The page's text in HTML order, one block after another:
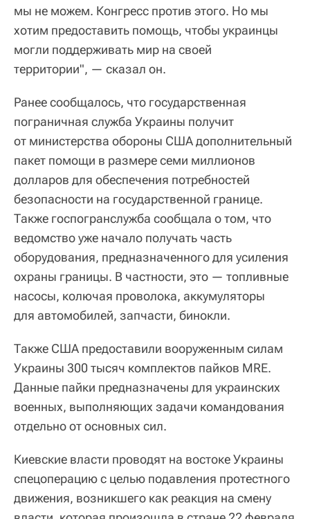
мы не можем. Конгресс против этого. Но мы
хотим предоставить помощь, чтобы украинцы
могли поддерживать мир на своей
территории", — сказал он.
Ранее сообщалось, что государственная
пограничная служба Украины получит
от министерства обороны США дополнительный
пакет помощи в размере семи миллионов
долларов для обеспечения потребностей
безопасности на государственной границе.
Также госпогранслужба сообщала о том, что
ведомство уже начало получать часть
оборудования, предназначенного для усиления
охраны границы. В частности, это — топливные
насосы, колючая проволока, аккумуляторы
для автомобилей, запчасти, бинокли.
Также США предоставили вооруженным силам
Украины 300 тысяч комплектов пайков MRE.
Данные пайки предназначены для украинских
военных, выполняющих задачи командования
отдельно от основных сил.
Киевские власти проводят на востоке Украины
спецоперацию с целью подавления протестного
движения, возникшего как реакция на смену